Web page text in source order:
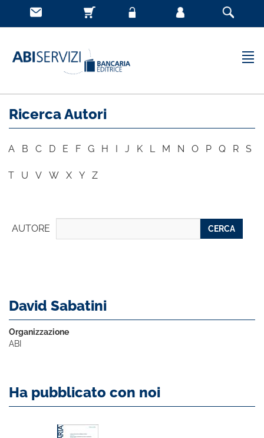
Ricerca Autori
A B C D E F G H I J K L M N O P Q R S
T U V W X Y Z
AUTORE CERCA
David Sabatini
Organizzazione
ABI
Ha pubblicato con noi